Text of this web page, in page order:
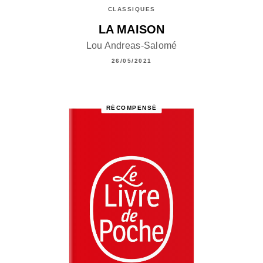
CLASSIQUES
LA MAISON
Lou Andreas-Salomé
26/05/2021
RÉCOMPENSÉ